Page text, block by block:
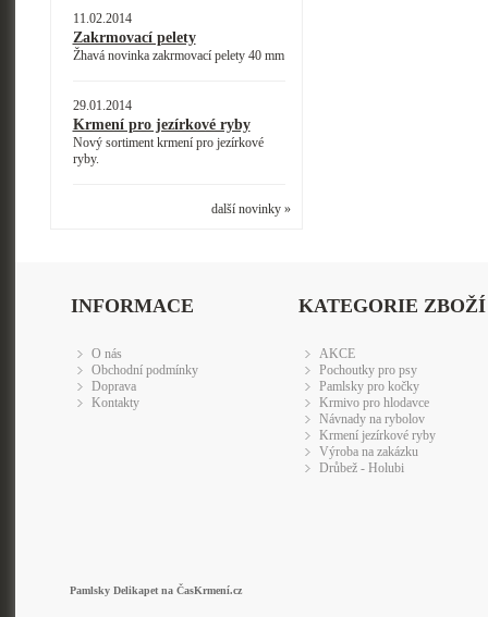
11.02.2014
Zakrmovací pelety
Žhavá novinka zakrmovací pelety 40 mm
29.01.2014
Krmení pro jezírkové ryby
Nový sortiment krmení pro jezírkové
ryby.
další novinky »
INFORMACE
O nás
Obchodní podmínky
Doprava
Kontakty
KATEGORIE ZBOŽÍ
AKCE
Pochoutky pro psy
Pamlsky pro kočky
Krmivo pro hlodavce
Návnady na rybolov
Krmení jezírkové ryby
Výroba na zakázku
Drůbež - Holubi
Pamlsky Delikapet na ČasKrmení.cz